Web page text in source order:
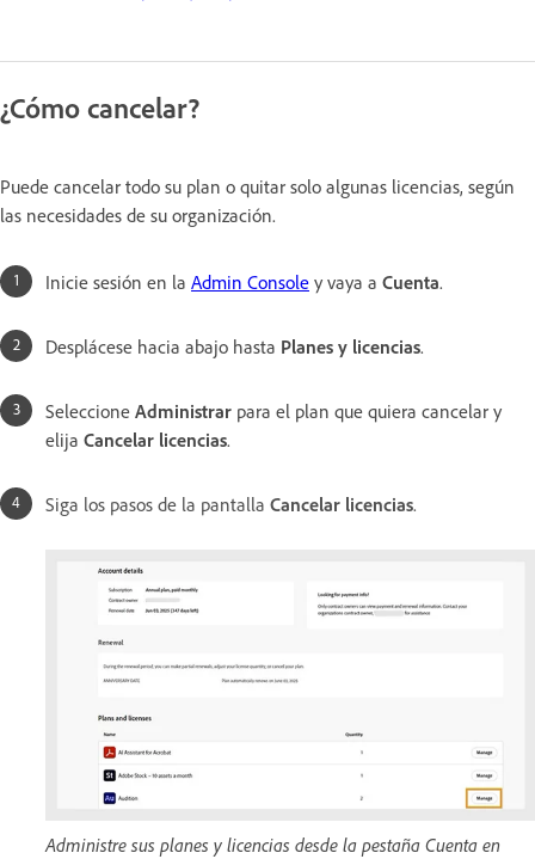
¿Cómo cancelar?
Puede cancelar todo su plan o quitar solo algunas licencias, según
las necesidades de su organización.
Inicie sesión en la Admin Console y vaya a Cuenta.
Desplácese hacia abajo hasta Planes y licencias.
Seleccione Administrar para el plan que quiera cancelar y
elija Cancelar licencias.
Siga los pasos de la pantalla Cancelar licencias.
Administre sus planes y licencias desde la pestaña Cuenta en